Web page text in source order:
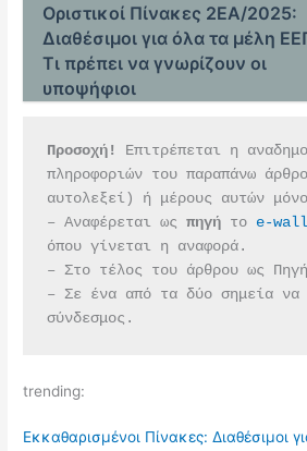
Οριστικοί Πίνακες 2ΕΑ/2025:
Διαθέσιμοι για όλα τα μέλη
Τι πρέπει να γνωρίζουν οι
υποψήφιοι
Προσοχή!
Επιτρέπεται η
πληροφοριών του παραπάνω
αυτολεξεί) ή μέρους αυτών
– Αναφέρεται ως πηγή το e-
όπου γίνεται η αναφορά.
– Στο τέλος του άρθρου ως
– Σε ένα από τα δύο σημεία να
σύνδεσμος.
trending:
Εκκαθαρισμένοι Πίνακες: Διαθέσιμοι